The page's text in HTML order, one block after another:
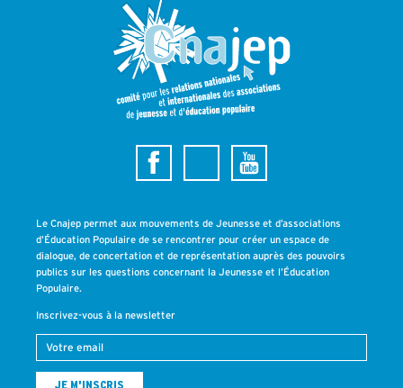
Le Cnajep permet aux mouvements de Jeunesse et d’associations
d’Éducation Populaire de se rencontrer pour créer un espace de
dialogue, de concertation et de représentation auprès des pouvoirs
publics sur les questions concernant la Jeunesse et l’Éducation
Populaire.
Inscrivez-vous à la newsletter